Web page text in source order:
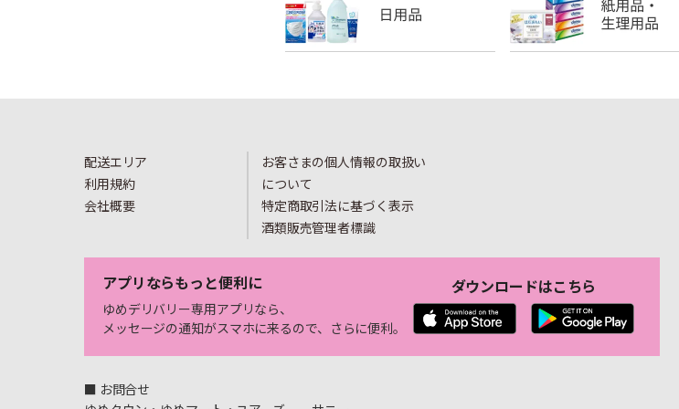
配送エリア
利用規約
会社概要
お客さまの個人情報の取扱い
について
特定商取引法に基づく表示
酒類販売管理者標識
アプリならもっと便利に
ゆめデリバリー専用アプリなら、
メッセージの通知がスマホに来るので、さらに便利。
ダウンロードはこちら
■ お問合せ